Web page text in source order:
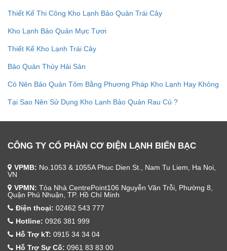
Thiết Kế Thi Công Kho Lạnh Bảo Quản Trái Cây
Kho Lạnh Bảo Quản Mực Tươi
Thiết Kế Kho Lạnh Trái Cây
Bảo Quản Thủy Hải Sản
Có Nên Bảo Quản Tôm Bằng Phương Pháp Kho Lạnh Hay Không
Tại Sao Nên Sử Dụng Kho Lạnh Bảo Quản Rau Củ ?
CÔNG TY CỔ PHẦN CƠ ĐIỆN LẠNH BIỂN BẠC
VPMB: No.1053 & 1055A Phuc Dien St., Nam Tu Liem, Ha Noi,
VN
VPMN: Tòa Nhà CentrePoint106 Nguyễn Văn Trỗi, Phường 8,
Quận Phú Nhuận, TP. Hồ Chí Minh
Điện thoại: 02462 543 777
Hotline: 0926 381 999
Hỗ Trợ kT: 0915 34 34 04
Hỗ Trợ Sự Cố: 0961 83 83 00